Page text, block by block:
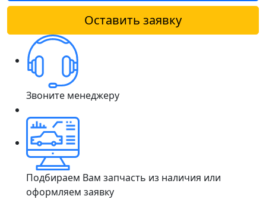
Оставить заявку
Звоните менеджеру
Подбираем Вам запчасть из наличия или
оформляем заявку